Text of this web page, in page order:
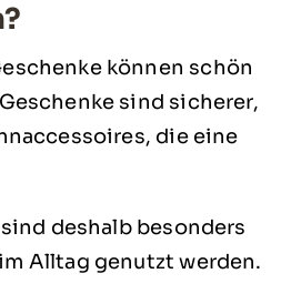
können schön
sind sicherer,
die eine
deshalb besonders
Alltag genutzt werden.